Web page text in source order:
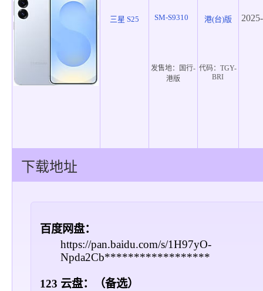
三星 S25 SM-S9310 港(台)版
发售地：
国行-
港版
代码：TGY-
BRI
下载地址
百度网盘：
https://pan.baidu.com/s/1H97yO-
Npda2Cb******************
123 云盘：（备选）